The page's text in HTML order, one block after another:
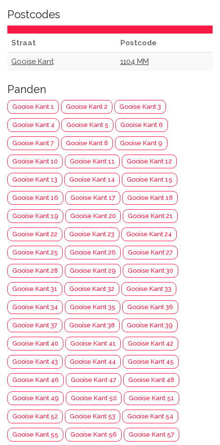
Postcodes
Straat Postcode
Gooise Kant 1104 MM
Panden
Gooise Kant 1 Gooise Kant 2 Gooise Kant 3
Gooise Kant 4 Gooise Kant 5 Gooise Kant 6
Gooise Kant 7 Gooise Kant 8 Gooise Kant 9
Gooise Kant 10 Gooise Kant 11 Gooise Kant 12
Gooise Kant 13 Gooise Kant 14 Gooise Kant 15
Gooise Kant 16 Gooise Kant 17 Gooise Kant 18
Gooise Kant 19 Gooise Kant 20 Gooise Kant 21
Gooise Kant 22 Gooise Kant 23 Gooise Kant 24
Gooise Kant 25 Gooise Kant 26 Gooise Kant 27
Gooise Kant 28 Gooise Kant 29 Gooise Kant 30
Gooise Kant 31 Gooise Kant 32 Gooise Kant 33
Gooise Kant 34 Gooise Kant 35 Gooise Kant 36
Gooise Kant 37 Gooise Kant 38 Gooise Kant 39
Gooise Kant 40 Gooise Kant 41 Gooise Kant 42
Gooise Kant 43 Gooise Kant 44 Gooise Kant 45
Gooise Kant 46 Gooise Kant 47 Gooise Kant 48
Gooise Kant 49 Gooise Kant 50 Gooise Kant 51
Gooise Kant 52 Gooise Kant 53 Gooise Kant 54
Gooise Kant 55 Gooise Kant 56 Gooise Kant 57